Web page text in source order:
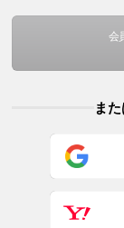
会
ま